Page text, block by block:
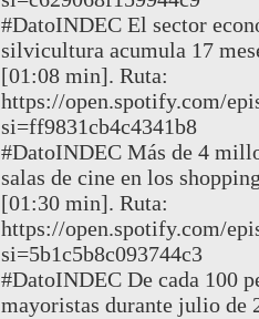
#DatoINDEC El sector
silvicultura acumula 17
[01:08 min]. Ruta:
https://open.spotify.com/
si=ff9831cb4c4341b8
#DatoINDEC Más de 4
salas de cine en los
[01:30 min]. Ruta:
https://open.spotify.com/
si=5b1c5b8c093744c3
#DatoINDEC De cada 100
mayoristas durante julio de